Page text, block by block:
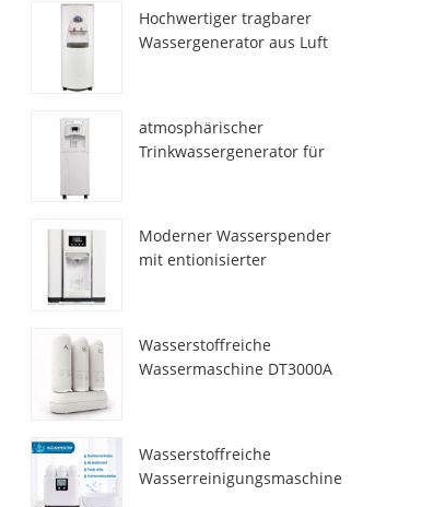
Hochwertiger tragbarer
Wassergenerator aus Luft
atmosphärischer
Trinkwassergenerator für
Moderner Wasserspender
mit entionisierter
Wasserstoffreiche
Wassermaschine DT3000A
Wasserstoffreiche
Wasserreinigungsmaschine